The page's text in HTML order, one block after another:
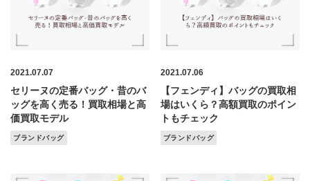
2021.07.07
セリーヌの定番バッグ・昔のバ
ッグを高く売る！買取相場と高
価買取モデル
ブランドバッグ
2021.07.06
【フェンディ】バッグの買取相
場はいくら？高額買取のポイン
トもチェック
ブランドバッグ